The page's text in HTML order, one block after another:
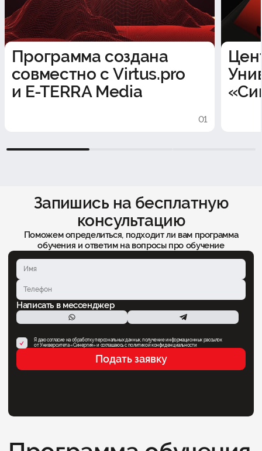
Программа создана
совместно с Virtus.pro
и E-TERRA Media
01
Запишись на бесплатную
консультацию
Поможем определиться, подходит ли вам программа
обучения и ответим на вопросы про обучение
Написать в мессенджер
Я даю согласие на обработку персональных данных, получение информационных рассылок
от Университета «Синергия» и соглашаюсь c политикой конфиденциальности
Подать заявку